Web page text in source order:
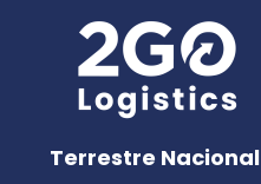
Terrestre Nacional